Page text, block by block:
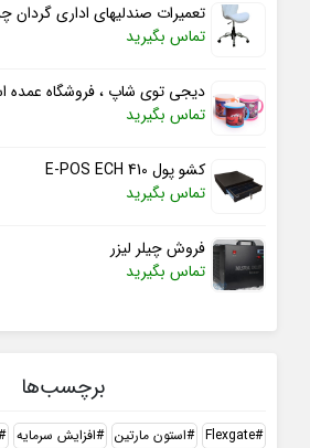
تعمیرات صندلیهای اداری گردان
تماس بگیرید
دیجی توی شاپ ، فروشگاه عمده
تماس بگیرید
کشو پول E-POS ECH 410
تماس بگیرید
فروش چیلر لیزر
تماس بگیرید
برچسب‌ها
Flexgate استون مارتین افزایش سرمایه